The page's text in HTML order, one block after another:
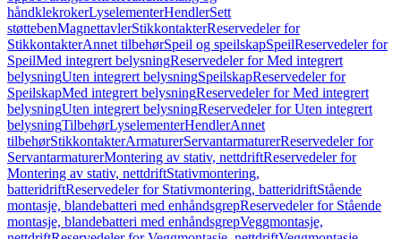
håndklekrokerLyselementerHendlerSett
støttebenMagnettavlerStikkontakterReservedeler for
StikkontakterAnnet tilbehørSpeil og speilskapSpeilReservedeler for
SpeilMed integrert belysningReservedeler for Med integrert
belysningUten integrert belysningSpeilskapReservedeler for
SpeilskapMed integrert belysningReservedeler for Med integrert
belysningUten integrert belysningReservedeler for Uten integrert
belysningTilbehørLyselementerHendlerAnnet
tilbehørStikkontakterArmaturerServantarmaturerReservedeler for
ServantarmaturerMontering av stativ, nettdriftReservedeler for
Montering av stativ, nettdriftStativmontering,
batteridriftReservedeler for Stativmontering, batteridriftStående
montasje, blandebatteri med enhåndsgrepReservedeler for Stående
montasje, blandebatteri med enhåndsgrepVeggmontasje,